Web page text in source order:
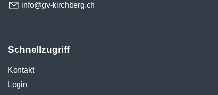
nf gv-k rchb rg ch
Schnellzugriff
Kontakt
Login